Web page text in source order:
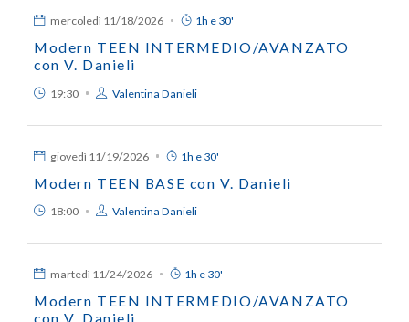
mercoledì 11/18/2026 1h e 30'
Modern TEEN INTERMEDIO/AVANZATO
con V. Danieli
19:30 Valentina Danieli
giovedì 11/19/2026 1h e 30'
Modern TEEN BASE con V. Danieli
18:00 Valentina Danieli
martedì 11/24/2026 1h e 30'
Modern TEEN INTERMEDIO/AVANZATO
con V. Danieli